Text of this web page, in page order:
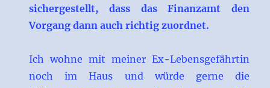
sichergestellt, dass das Finanzamt den
Vorgang dann auch richtig zuordnet.
Ich wohne mit meiner Ex-Lebensgefährtin
noch im Haus und würde gerne die